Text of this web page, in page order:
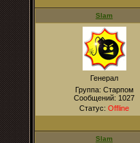
Slam
Генерал
Группа: Старпом
Сообщений: 1027
Статус: Offline
Slam